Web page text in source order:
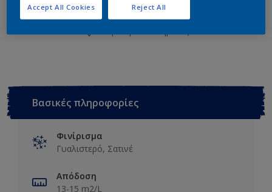
Προσθήκη στο Workspace
Βασικές πληροφορίες
Φινίρισμα
Γυαλιστερό, Σατινέ
Απόδοση
13-15 m2/L
Reject All
Accept All Cookies